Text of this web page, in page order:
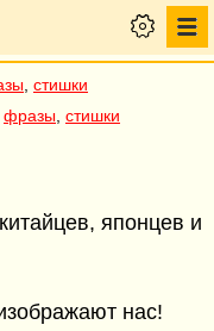
стишки
фразы стишки
японцев и
нас!